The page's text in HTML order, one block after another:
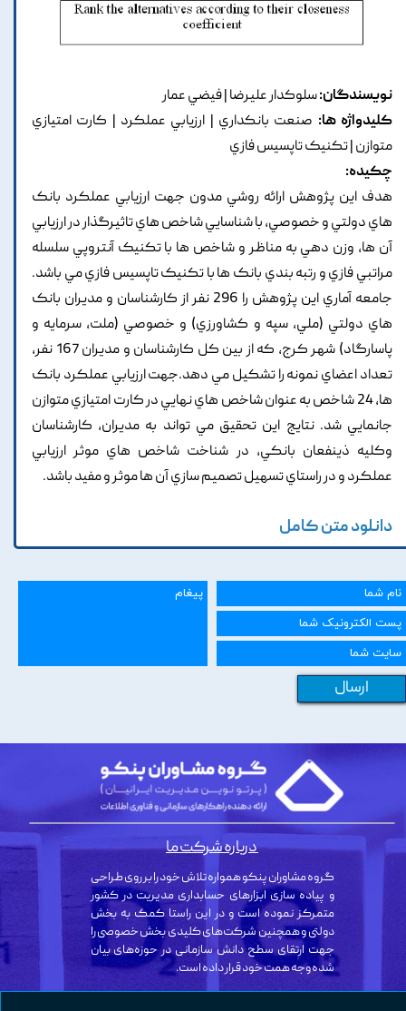
نویسندگان:سلوکدار عليرضا | فيضي عمار
کلیدواژه ها: صنعت بانکداري | ارزيابي عملکرد | کارت امتيازي
متوازن | تکنيک تاپسيس فازي
چکیده:
هدف اين پژوهش ارائه روشي مدون جهت ارزيابي عملکرد بانک
هاي دولتي و خصوصي, با شناسايي شاخص هاي تاثيرگذار در ارزيابي
آن ها, وزن دهي به مناظر و شاخص ها با تکنيک آنتروپي سلسله
مراتبي فازي و رتبه بندي بانک ها با تکنيک تاپسيس فازي مي باشد.
جامعه آماري اين پژوهش را 296 نفر از کارشناسان و مديران بانک
هاي دولتي (ملي, سپه و کشاورزي) و خصوصي (ملت, سرمايه و
پاسارگاد) شهر کرج, که از بين کل کارشناسان و مديران 167 نفر,
تعداد اعضاي نمونه را تشکيل مي دهد.جهت ارزيابي عملکرد بانک
ها, 24 شاخص به عنوان شاخص هاي نهايي در کارت امتيازي متوازن
جانمايي شد. نتايج اين تحقيق مي تواند به مديران, کارشناسان
وکليه ذينفعان بانکي, در شناخت شاخص هاي موثر ارزيابي
عملکرد و در راستاي تسهيل تصميم سازي آن ها موثر و مفيد باشد.
دانلود متن کامل
ارسال
گروه مشاوران پنکو همواره تلاش خود را بر روی طراحی
و پیاده سازی ابزارهای حسابداری مدیریت در کشور
متمرکز نموده است و در این راستا کمک به بخش
دولتی و همچنین شرکت‌های کلیدی بخش خصوصی را
جهت ارتقای سطح دانش سازمانی در حوزه‌های بیان
شده وجه همت خود قرار داده است.
درباره شرکت ما